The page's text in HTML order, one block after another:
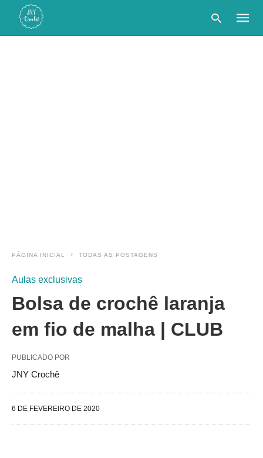
PÁGINA INICIAL TODAS AS POSTAGENS
Aulas exclusivas
Bolsa de crochê laranja
em fio de malha | CLUB
PUBLICADO POR
JNY Crochê
6 DE FEVEREIRO DE 2020